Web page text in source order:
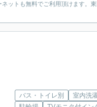
ットも無料でご利用頂けます。
バス・トイレ別 室内洗